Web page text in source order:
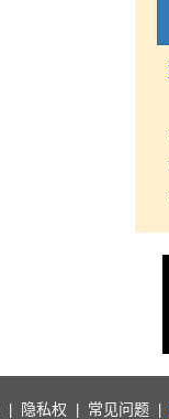
隐私权 常见问题